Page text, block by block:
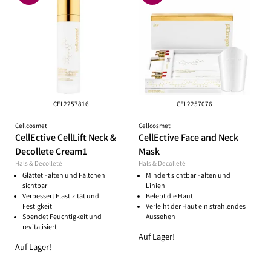
CEL2257816
Cellcosmet
CellEctive CellLift Neck &
Decollete Cream1
Hals & Decolleté
Glättet Falten und Fältchen
sichtbar
Verbessert Elastizität und
Festigkeit
Spendet Feuchtigkeit und
revitalisiert
Auf Lager!
CEL2257076
Cellcosmet
CellEctive Face and Neck
Mask
Hals & Decolleté
Mindert sichtbar Falten und
Linien
Belebt die Haut
Verleiht der Haut ein strahlendes
Aussehen
Auf Lager!